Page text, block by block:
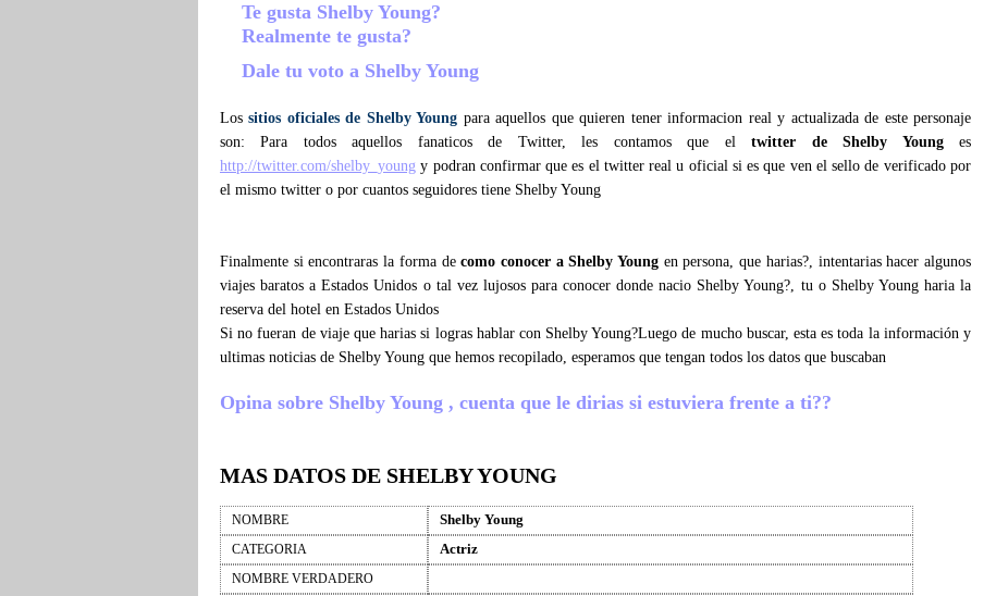
Te gusta Shelby Young?
Realmente te gusta?
Dale tu voto a Shelby Young
Lossitios oficiales de Shelby Young para aquellos que quieren tener informacion real y actualizada de este personaje
son: Para todos aquellos fanaticos de Twitter, les contamos que eltwitter de Shelby Younges
http://twitter.com/shelby_young y podran confirmar que es el twitter real u oficial si es que ven el sello de verificado por
el mismo twitter o por cuantos seguidores tiene Shelby Young
Finalmente si encontraras la forma decomo conocer a Shelby Young en persona, que harias?, intentarias hacer algunos
viajes baratos a Estados Unidos o tal vez lujosos para conocer donde nacio Shelby Young?, tu o Shelby Young haria la
reserva del hotel en Estados Unidos
Si no fueran de viaje que harias si logras hablar con Shelby Young?Luego de mucho buscar, esta es toda la información y
ultimas noticias de Shelby Young que hemos recopilado, esperamos que tengan todos los datos que buscaban
Opina sobre Shelby Young , cuenta que le dirias si estuviera frente a ti??
MAS DATOS DE SHELBY YOUNG
NOMBRE Shelby Young
CATEGORIA Actriz
NOMBRE VERDADERO